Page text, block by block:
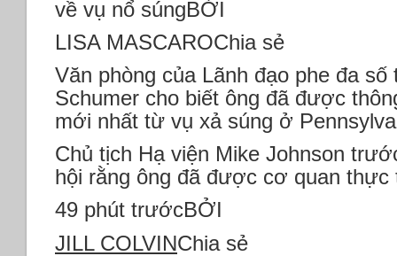
về vụ nổ súngBỞI
LISA MASCAROChia sẻ
Văn phòng của Lãnh đạo phe đa
Schumer cho biết ông đã được
mới nhất từ ​​vụ xả súng ở
Chủ tịch Hạ viện Mike Johnson
hội rằng ông đã được cơ quan thực
49 phút trướcBỞI
JILL COLVINChia sẻ